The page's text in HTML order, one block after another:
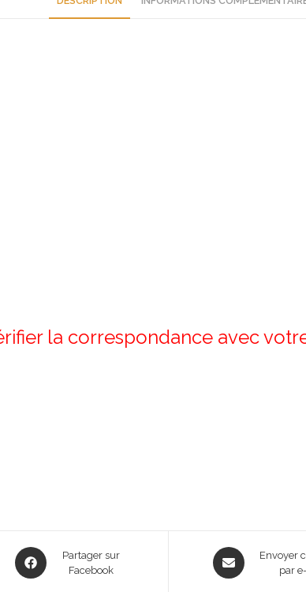
la correspondance avec
Opens
in
Partager sur
Facebook
Opens
in
Envoyer
par